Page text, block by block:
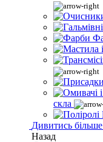
скла
Дивитись більше
Назад